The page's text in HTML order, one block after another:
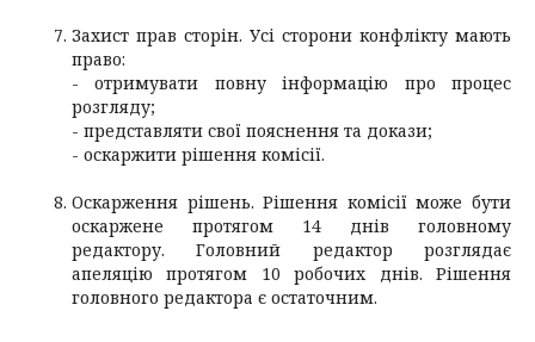
Захист прав сторін. Усі сторони конфлікту мають
право:
- отримувати повну інформацію про процес
розгляду;
- представляти свої пояснення та докази;
- оскаржити рішення комісії.
Оскарження рішень. Рішення комісії може бути
оскаржене протягом 14 днів головному
редактору. Головний редактор розглядає
апеляцію протягом 10 робочих днів. Рішення
головного редактора є остаточним.